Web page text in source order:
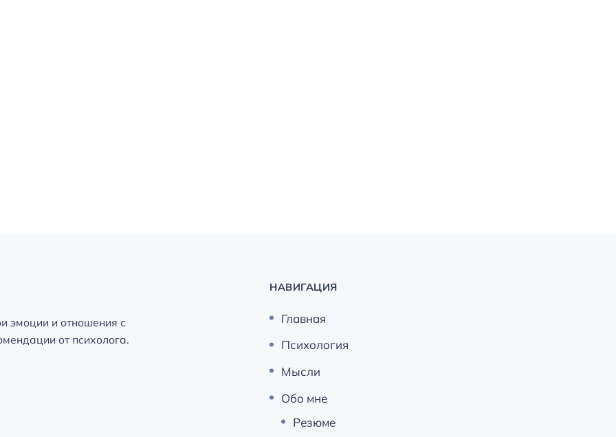
эмоции и отношения с
от психолога.
НАВИГАЦИЯ
Главная
Психология
Мысли
Обо мне
Резюме